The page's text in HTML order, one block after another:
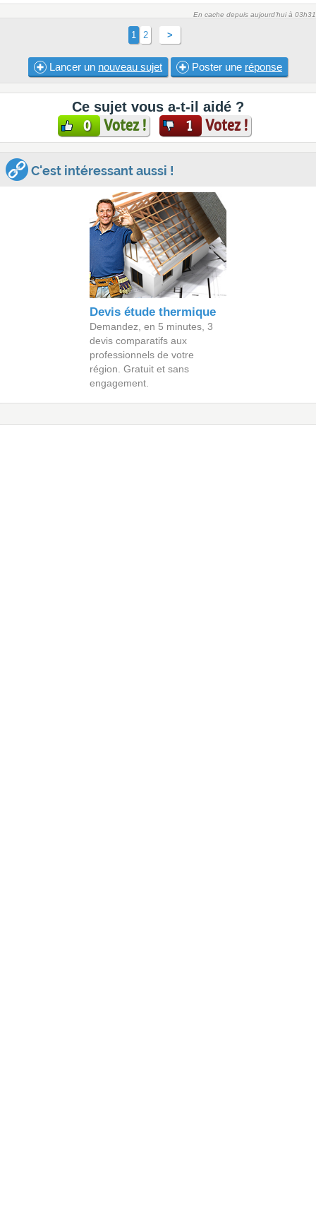
En cache depuis aujourd'hui à 03h31
1 2 >
Lancer un nouveau sujet Poster une réponse
Ce sujet vous a-t-il aidé ?
0 Votez ! 1 Votez !
C'est intéressant aussi !
Devis étude thermique
Demandez, en 5 minutes, 3
devis comparatifs aux
professionnels de votre
région. Gratuit et sans
engagement.